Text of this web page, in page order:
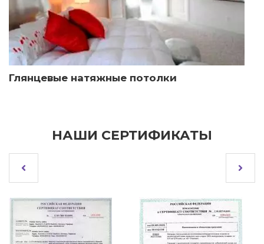
Глянцевые натяжные потолки
НАШИ СЕРТИФИКАТЫ